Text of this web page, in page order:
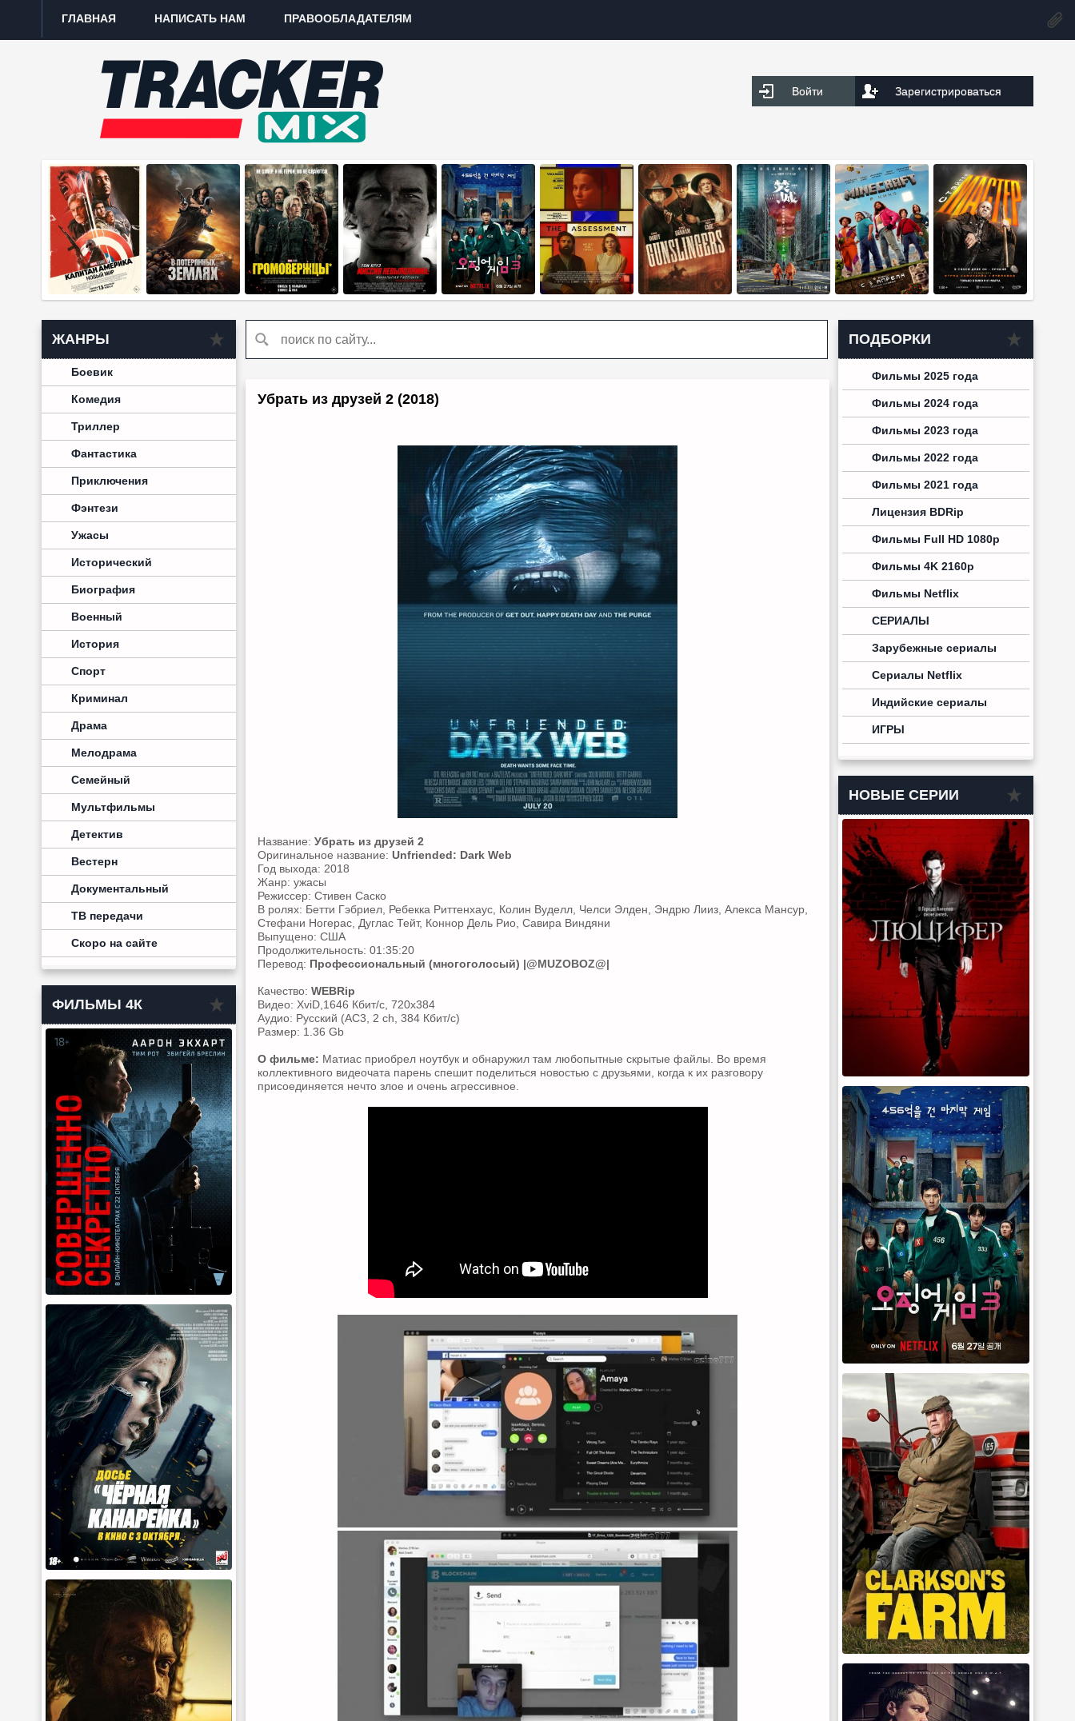
ГЛАВНАЯ НАПИСАТЬ НАМ ПРАВООБЛАДАТЕЛЯМ
Войти Зарегистрироваться
ЖАНРЫ
Боевик
Комедия
Триллер
Фантастика
Приключения
Фэнтези
Ужасы
Исторический
Биография
Военный
История
Спорт
Криминал
Драма
Мелодрама
Семейный
Мультфильмы
Детектив
Вестерн
Документальный
ТВ передачи
Скоро на сайте
ФИЛЬМЫ 4К
Убрать из друзей 2 (2018)
Название: Убрать из друзей 2
Оригинальное название: Unfriended: Dark Web
Год выхода: 2018
Жанр: ужасы
Режиссер: Стивен Саско
В ролях: Бетти Гэбриел, Ребекка Риттенхаус, Колин Вуделл, Челси Элден, Эндрю Лииз, Алекса Мансур,
Стефани Ногерас, Дуглас Тейт, Коннор Дель Рио, Савира Виндяни
Выпущено: США
Продолжительность: 01:35:20
Перевод: Профессиональный (многоголосый) |@MUZOBOZ@|
Качество: WEBRip
Видео: XviD,1646 Кбит/с, 720x384
Аудио: Русский (AC3, 2 ch, 384 Кбит/с)
Размер: 1.36 Gb
О фильме: Матиас приобрел ноутбук и обнаружил там любопытные скрытые файлы. Во время
коллективного видеочата парень спешит поделиться новостью с друзьями, когда к их разговору
присоединяется нечто злое и очень агрессивное.
ПОДБОРКИ
Фильмы 2025 года
Фильмы 2024 года
Фильмы 2023 года
Фильмы 2022 года
Фильмы 2021 года
Лицензия BDRip
Фильмы Full HD 1080p
Фильмы 4K 2160p
Фильмы Netflix
СЕРИАЛЫ
Зарубежные сериалы
Сериалы Netflix
Индийские сериалы
ИГРЫ
НОВЫЕ СЕРИИ